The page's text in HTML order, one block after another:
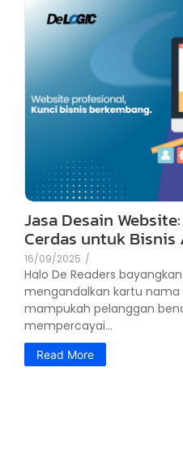
Jasa Desain
Cerdas untuk Bisnis
16/09/2025 /
Halo De Readers
mengandalkan kartu
mampukah pelanggan
mempercayai...
Read More